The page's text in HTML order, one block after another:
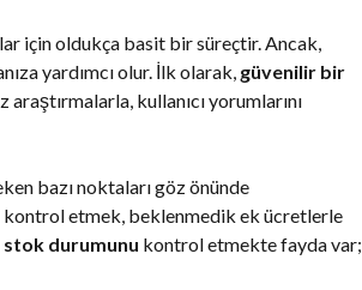
için oldukça basit bir süreçtir. Ancak,
yardımcı olur. İlk olarak, güvenilir bir
kullanıcı yorumlarını
bazı noktaları göz önünde
kontrol etmek, beklenmedik ek ücretlerle
stok durumunu kontrol etmekte fayda var;